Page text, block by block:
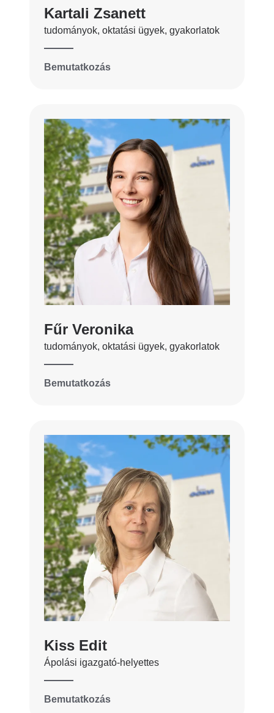
Kartali Zsanett
tudományok, oktatási ügyek, gyakorlatok
Bemutatkozás
Fűr Veronika
tudományok, oktatási ügyek, gyakorlatok
Bemutatkozás
Kiss Edit
Ápolási igazgató-helyettes
Bemutatkozás